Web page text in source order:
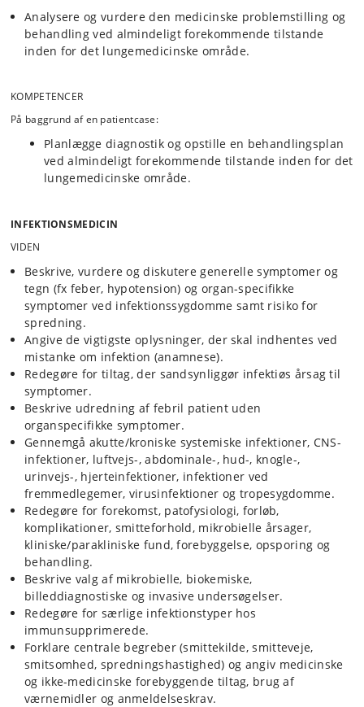
Analysere og vurdere den medicinske problemstilling og
behandling ved almindeligt forekommende tilstande
inden for det lungemedicinske område.
KOMPETENCER
På baggrund af en patientcase:
Planlægge diagnostik og opstille en behandlingsplan
ved almindeligt forekommende tilstande inden for det
lungemedicinske område.
INFEKTIONSMEDICIN
VIDEN
Beskrive, vurdere og diskutere generelle symptomer og
tegn (fx feber, hypotension) og organ-specifikke
symptomer ved infektionssygdomme samt risiko for
spredning.
Angive de vigtigste oplysninger, der skal indhentes ved
mistanke om infektion (anamnese).
Redegøre for tiltag, der sandsynliggør infektiøs årsag til
symptomer.
Beskrive udredning af febril patient uden
organspecifikke symptomer.
Gennemgå akutte/kroniske systemiske infektioner, CNS-
infektioner, luftvejs-, abdominale-, hud-, knogle-,
urinvejs-, hjerteinfektioner, infektioner ved
fremmedlegemer, virusinfektioner og tropesygdomme.
Redegøre for forekomst, patofysiologi, forløb,
komplikationer, smitteforhold, mikrobielle årsager,
kliniske/parakliniske fund, forebyggelse, opsporing og
behandling.
Beskrive valg af mikrobielle, biokemiske,
billeddiagnostiske og invasive undersøgelser.
Redegøre for særlige infektionstyper hos
immunsupprimerede.
Forklare centrale begreber (smittekilde, smitteveje,
smitsomhed, spredningshastighed) og angiv medicinske
og ikke-medicinske forebyggende tiltag, brug af
værnemidler og anmeldelseskrav.